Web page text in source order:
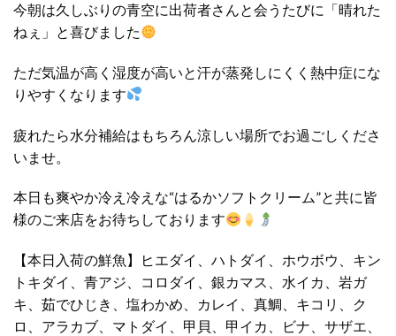
今朝は久しぶりの青空に出荷者さんと会うたびに「晴れた
ねぇ」と喜びました
ただ気温が高く湿度が高いと汗が蒸発しにくく熱中症にな
りやすくなります
疲れたら水分補給はもちろん涼しい場所でお過ごしくださ
いませ。
本日も爽やか冷え冷えな“はるかソフトクリーム”と共に皆
様のご来店をお待ちしております
【本日入荷の鮮魚】ヒエダイ、ハトダイ、ホウボウ、キン
トキダイ、青アジ、コロダイ、銀カマス、水イカ、岩ガ
キ、茹でひじき、塩わかめ、カレイ、真鯛、キコリ、ク
ロ、アラカブ、マトダイ、甲貝、甲イカ、ビナ、サザエ、